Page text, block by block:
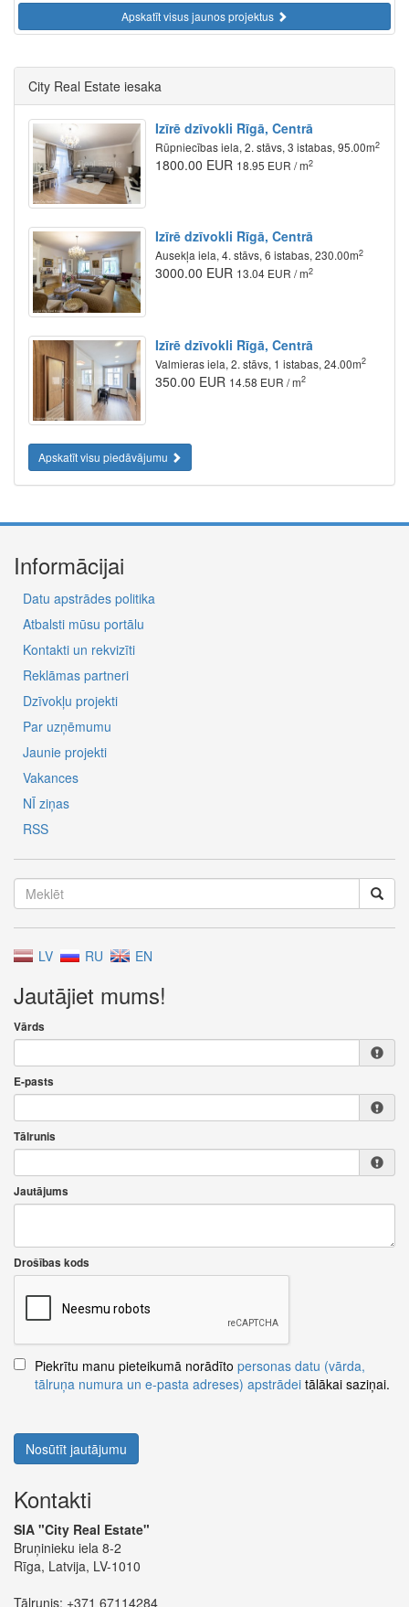
Apskatīt visus jaunos projektus
City Real Estate iesaka
Izīrē dzīvokli Rīgā, Centrā
Rūpniecības iela, 2. stāvs, 3 istabas, 95.00m2
1800.00 EUR 18.95 EUR / m2
Izīrē dzīvokli Rīgā, Centrā
Ausekļa iela, 4. stāvs, 6 istabas, 230.00m2
3000.00 EUR 13.04 EUR / m2
Izīrē dzīvokli Rīgā, Centrā
Valmieras iela, 2. stāvs, 1 istabas, 24.00m2
350.00 EUR 14.58 EUR / m2
Apskatīt visu piedāvājumu
Informācijai
Datu apstrādes politika
Atbalsti mūsu portālu
Kontakti un rekvizīti
Reklāmas partneri
Dzīvokļu projekti
Par uzņēmumu
Jaunie projekti
Vakances
NĪ ziņas
RSS
LV RU EN
Jautājiet mums!
Vārds
E-pasts
Tālrunis
Jautājums
Drošības kods
Piekrītu manu pieteikumā norādīto personas datu (vārda,
tālruņa numura un e-pasta adreses) apstrādei tālākai saziņai.
Nosūtīt jautājumu
Kontakti
SIA "City Real Estate"
Bruņinieku iela 8-2
Rīga, Latvija, LV-1010
Tālrunis: +371 67114284